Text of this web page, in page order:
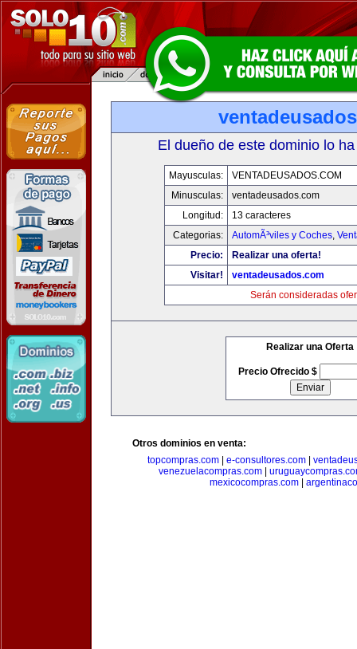
El dueño de este dominio lo
Mayusculas:
VENTADEUSADOS.COM
Minusculas:
ventadeusados.com
Longitud:
13 caracteres
Categorias:
AutomÃ³viles y Coches,
Precio:
Realizar una oferta!
Visitar!
ventadeusados.com
Serán consideradas
Realizar una Oferta
Precio Ofrecido $
Otros dominios en venta:
topcompras.com
e-consultores.com
venezuelacompras.com|
mexicocompras.com